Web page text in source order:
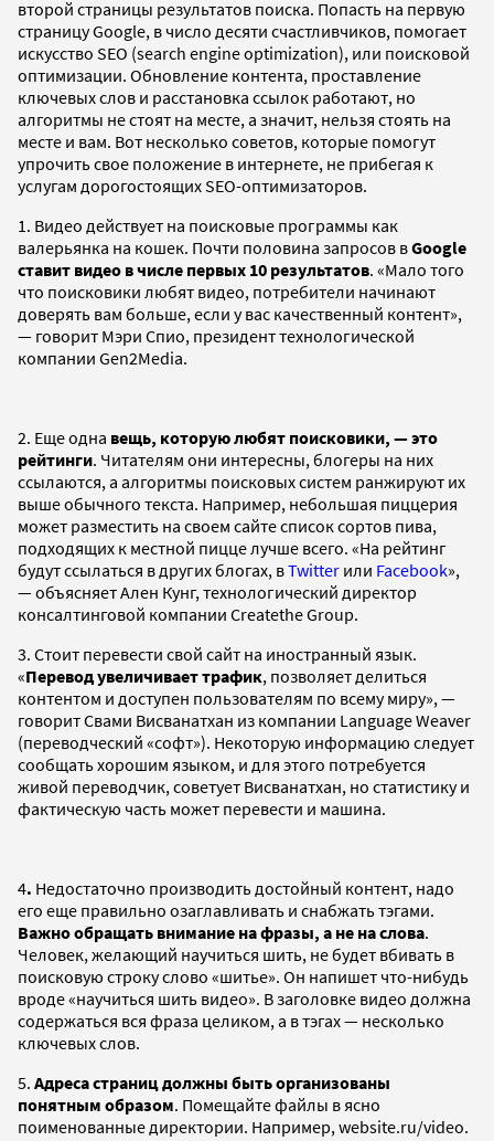
второй страницы результатов поиска. Попасть на первую
страницу Google, в число десяти счастливчиков, помогает
искусство SEO (search engine optimization), или поисковой
оптимизации. Обновление контента, проставление
ключевых слов и расстановка ссылок работают, но
алгоритмы не стоят на месте, а значит, нельзя стоять на
месте и вам. Вот несколько советов, которые помогут
упрочить свое положение в интернете, не прибегая к
услугам дорогостоящих SEO-оптимизаторов.
1. Видео действует на поисковые программы как
валерьянка на кошек. Почти половина запросов вGoogle
ставит видео в числе первых 10 результатов. «Мало того
что поисковики любят видео, потребители начинают
доверять вам больше, если у вас качественный контент»,
— говорит Мэри Спио, президент технологической
компании Gen2Media.
2. Еще одна вещь, которую любят поисковики, — это
рейтинги. Читателям они интересны, блогеры на них
ссылаются, а алгоритмы поисковых систем ранжируют их
выше обычного текста. Например, небольшая пиццерия
может разместить на своем сайте список сортов пива,
подходящих к местной пицце лучше всего. «На рейтинг
будут ссылаться в других блогах, вTwitter или Facebook»,
— объясняет Ален Кунг, технологический директор
консалтинговой компании Createthe Group.
3. Стоит перевести свой сайт на иностранный язык.
«Перевод увеличивает трафик, позволяет делиться
контентом и доступен пользователям по всему миру», —
говорит Свами Висванатхан из компании Language Weaver
(переводческий «софт»). Некоторую информацию следует
сообщать хорошим языком, и для этого потребуется
живой переводчик, советует Висванатхан, но статистику и
фактическую часть может перевести и машина.
4. Недостаточно производить достойный контент, надо
его еще правильно озаглавливать и снабжать тэгами.
Важно обращать внимание на фразы, а не на слова.
Человек, желающий научиться шить, не будет вбивать в
поисковую строку слово «шитье». Он напишет что-нибудь
вроде «научиться шить видео». В заголовке видео должна
содержаться вся фраза целиком, а в тэгах — несколько
ключевых слов.
5. Адреса страниц должны быть организованы
понятным образом. Помещайте файлы в ясно
поименованные директории. Например, website.ru/video.